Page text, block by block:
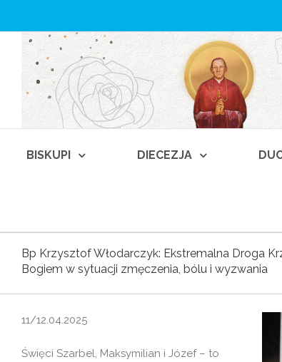
BISKUPI DIECEZJA
Bp Krzysztof Włodarczyk: Ekstremalna Droga
Bogiem w sytuacji zmęczenia, bólu i wyzwania
11/12.04.2025
Święci Szarbel, Maksymilian i Józef – to